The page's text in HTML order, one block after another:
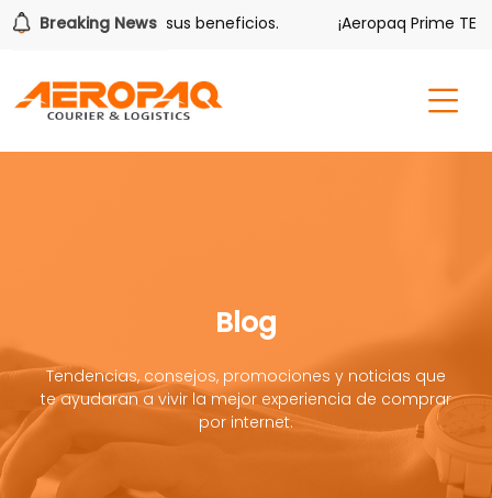
Breaking News
también tiene sus beneficios. ¡Aeropaq Prime TE DA
Blog
Tendencias, consejos, promociones y noticias que
te ayudaran a vivir la mejor experiencia de comprar
por internet.